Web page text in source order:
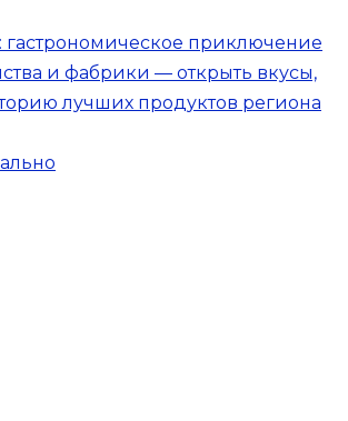
приключение
и фабрики — открыть вкусы,
лучших продуктов региона